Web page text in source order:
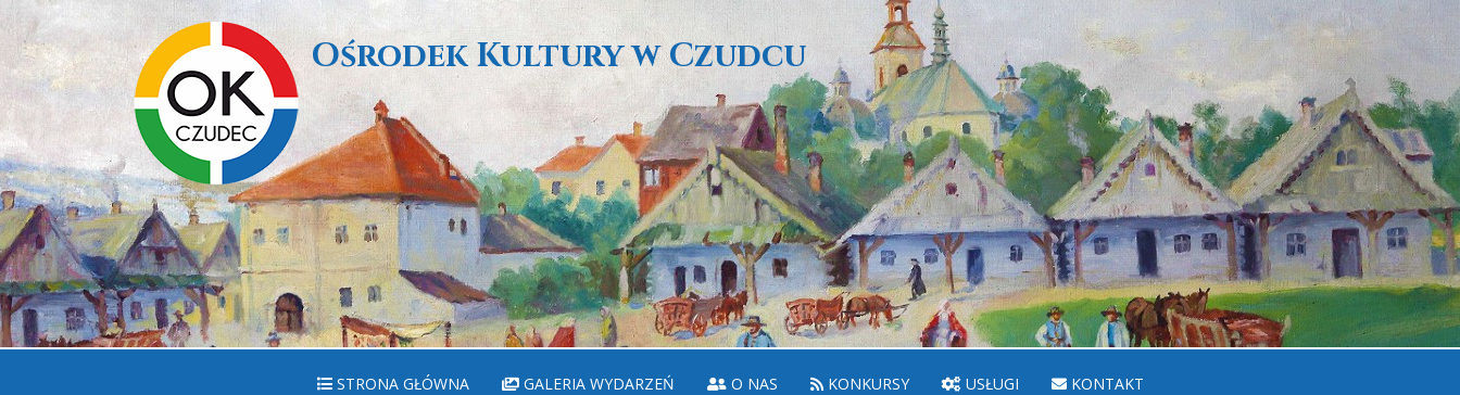
Ośrodek Kultury w Czudcu
STRONA GŁÓWNA GALERIA WYDARZEŃ O NAS KONKURSY USŁUGI KONTAKT